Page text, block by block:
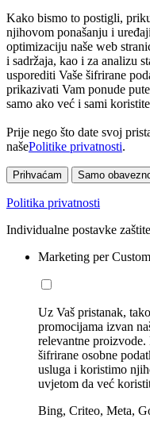
Kako bismo to postigli,
njihovom ponašanju i
optimizaciju naše web
i sadržaja, kao i za analizu
usporediti Vaše šifrirane
prikazivati Vam ponude
samo ako već i sami
Prije nego što date svoj
našePolitike privatnosti.
Prihvaćam Samo
Politika privatnosti
Individualne postavke
Marketing per
Uz Vaš pristanak,
promocijama izvan
relevantne
šifrirane osobne
usluga i koristimo
uvjetom da već
Bing, Criteo, Meta,